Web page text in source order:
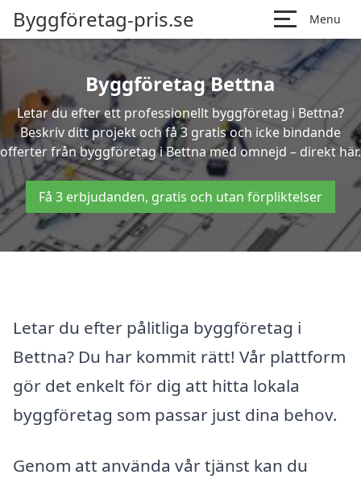
Byggföretag-pris.se Menu
Byggföretag Bettna
Letar du efter ett professionellt byggföretag i Bettna?
Beskriv ditt projekt och få 3 gratis och icke bindande
offerter från byggföretag i Bettna med omnejd – direkt här.
Få 3 erbjudanden, gratis och utan förpliktelser
Letar du efter pålitliga byggföretag i
Bettna? Du har kommit rätt! Vår plattform
gör det enkelt för dig att hitta lokala
byggföretag som passar just dina behov.
Genom att använda vår tjänst kan du